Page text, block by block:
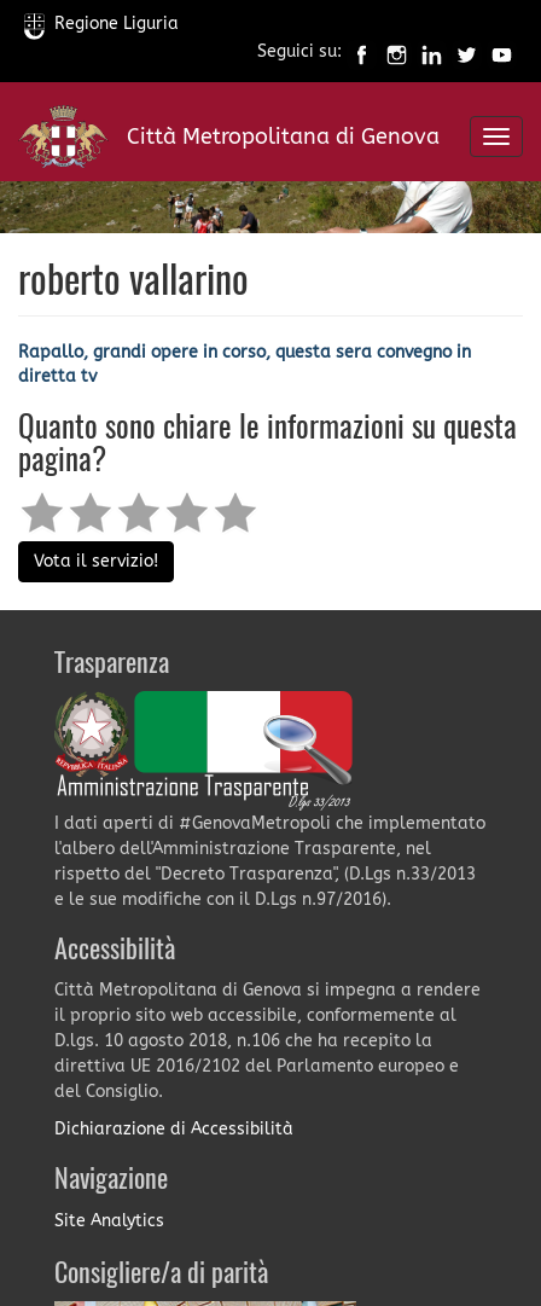
Salta
contenuto
principale
Regione Liguria
Seguici su:
Città Metropolitana di Genova
roberto vallarino
Rapallo, grandi opere in corso, questa sera convegno in
diretta tv
Quanto sono chiare le informazioni su questa
pagina?
Vota il servizio!
Trasparenza
I dati aperti di #GenovaMetropoli che implementato
l'albero dell'Amministrazione Trasparente, nel
rispetto del "Decreto Trasparenza", (D.Lgs n.33/2013
e le sue modifiche con il D.Lgs n.97/2016).
Accessibilità
Città Metropolitana di Genova si impegna a rendere
il proprio sito web accessibile, conformemente al
D.lgs. 10 agosto 2018, n.106 che ha recepito la
direttiva UE 2016/2102 del Parlamento europeo e
del Consiglio.
Dichiarazione di Accessibilità
Navigazione
Site Analytics
Consigliere/a di parità